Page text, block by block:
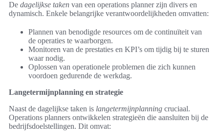
De dagelijkse taken van een operations planner zijn divers en
dynamisch. Enkele belangrijke verantwoordelijkheden omvatten:
Plannen van benodigde resources om de continuïteit van
de operaties te waarborgen.
Monitoren van de prestaties en KPI’s om tijdig bij te sturen
waar nodig.
Oplossen van operationele problemen die zich kunnen
voordoen gedurende de werkdag.
Langetermijnplanning en strategie
Naast de dagelijkse taken is langetermijnplanning cruciaal.
Operations planners ontwikkelen strategieën die aansluiten bij de
bedrijfsdoelstellingen. Dit omvat: